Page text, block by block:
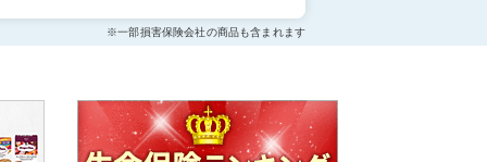
※一部損害保険会社の商品も含まれます